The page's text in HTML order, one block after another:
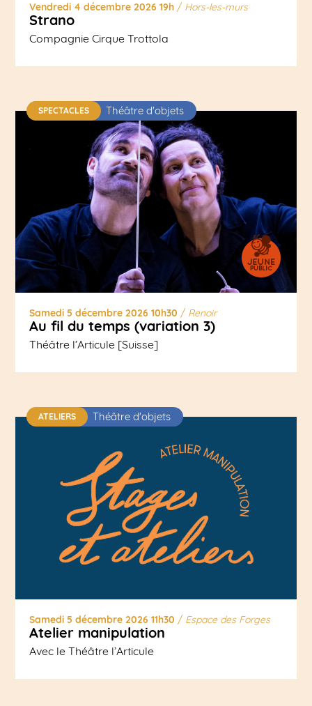
Vendredi 4 décembre 2026 19h/ Hors-les-murs
Strano
Compagnie Cirque Trottola
Samedi 5 décembre 2026 10h30 / Renoir
Au fil du temps (variation 3)
Théâtre l’Articule [Suisse]
SPECTACLES Théâtre d'objets
Samedi 5 décembre 2026 11h30 / Espace des Forges
Atelier manipulation
Avec le Théâtre l’Articule
ATELIERS Théâtre d'objets